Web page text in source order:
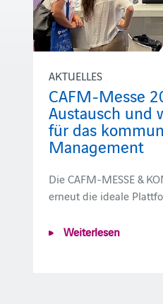
AKTUELLES
CAFM-Messe
Austausch und
für das
Management
Die CAFM-MESSE &
erneut die ideale
Weiterlesen